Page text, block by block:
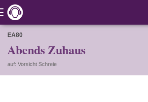
EA80
Abends Zuhaus
auf: Vorsicht Schreie